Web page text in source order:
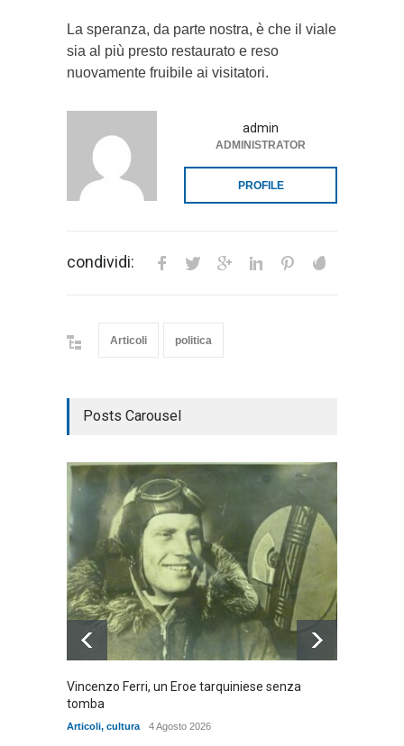
La speranza, da parte nostra, è che il viale
sia al più presto restaurato e reso
nuovamente fruibile ai visitatori.
admin
ADMINISTRATOR
PROFILE
condividi:
Articoli politica
Posts Carousel
Vincenzo Ferri, un Eroe tarquiniese senza
tomba
Articoli, cultura 4 Agosto 2026